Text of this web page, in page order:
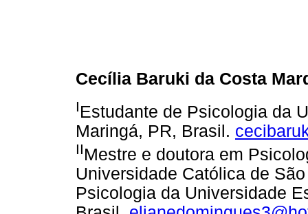
Cecília Baruki da Costa
IEstudante de Psicologia da
Maringá, PR, Brasil.
IIMestre e doutora em
Universidade Católica de
Psicologia da Universidade